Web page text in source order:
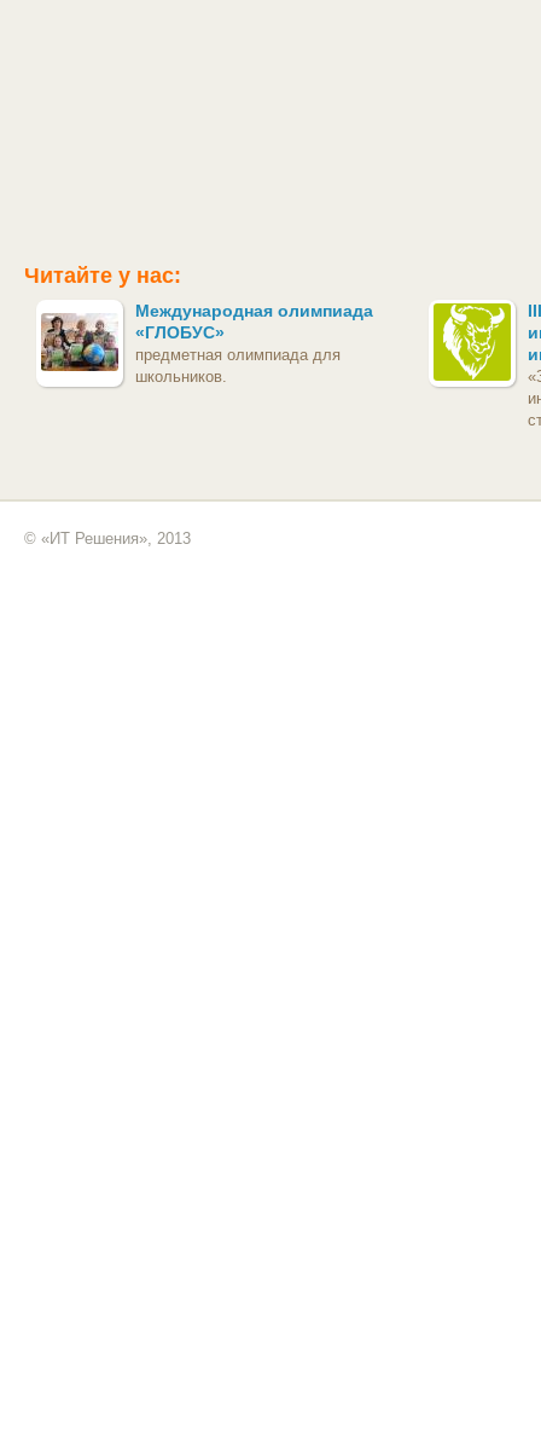
Читайте у нас:
Международная олимпиада
«ГЛОБУС»
предметная олимпиада для
школьников.
© «ИТ Решения», 2013